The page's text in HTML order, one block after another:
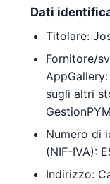
Dati
Titolare:
Fornitore/
AppGallery:
sugli altri
Numero di
(NIF-IVA):
Indirizzo: